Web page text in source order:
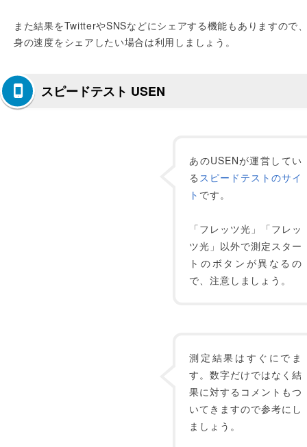
また結果をTwitterやSNSなどにシェアする機能もありますので
身の速度をシェアしたい場合は利用しましょう。
スピードテスト USEN
あのUSENが運営してい
る スピードテストのサイ
ト です。
「フレッツ光」「フレッ
ツ光」以外で測定スター
トのボタンが異なるの
で、注意しましょう。
測定結果はすぐにでま
す。数字だけではなく結
果に対するコメントもつ
いてきますので参考にし
ましょう。